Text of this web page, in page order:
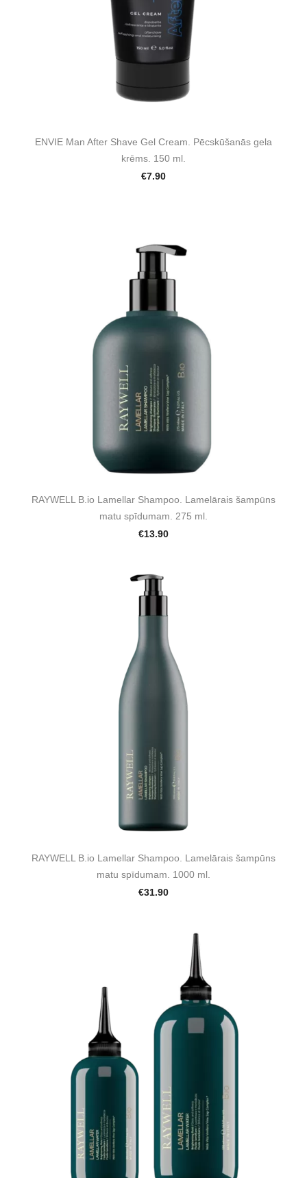
ENVIE Man After Shave Gel Cream. Pēcskūšanās gela
krēms. 150 ml.
€7.90
RAYWELL B.io Lamellar Shampoo. Lamelārais šampūns
matu spīdumam. 275 ml.
€13.90
RAYWELL B.io Lamellar Shampoo. Lamelārais šampūns
matu spīdumam. 1000 ml.
€31.90